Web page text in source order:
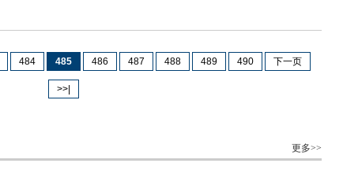
484 485 486 487 488 489 490 下一页
>>|